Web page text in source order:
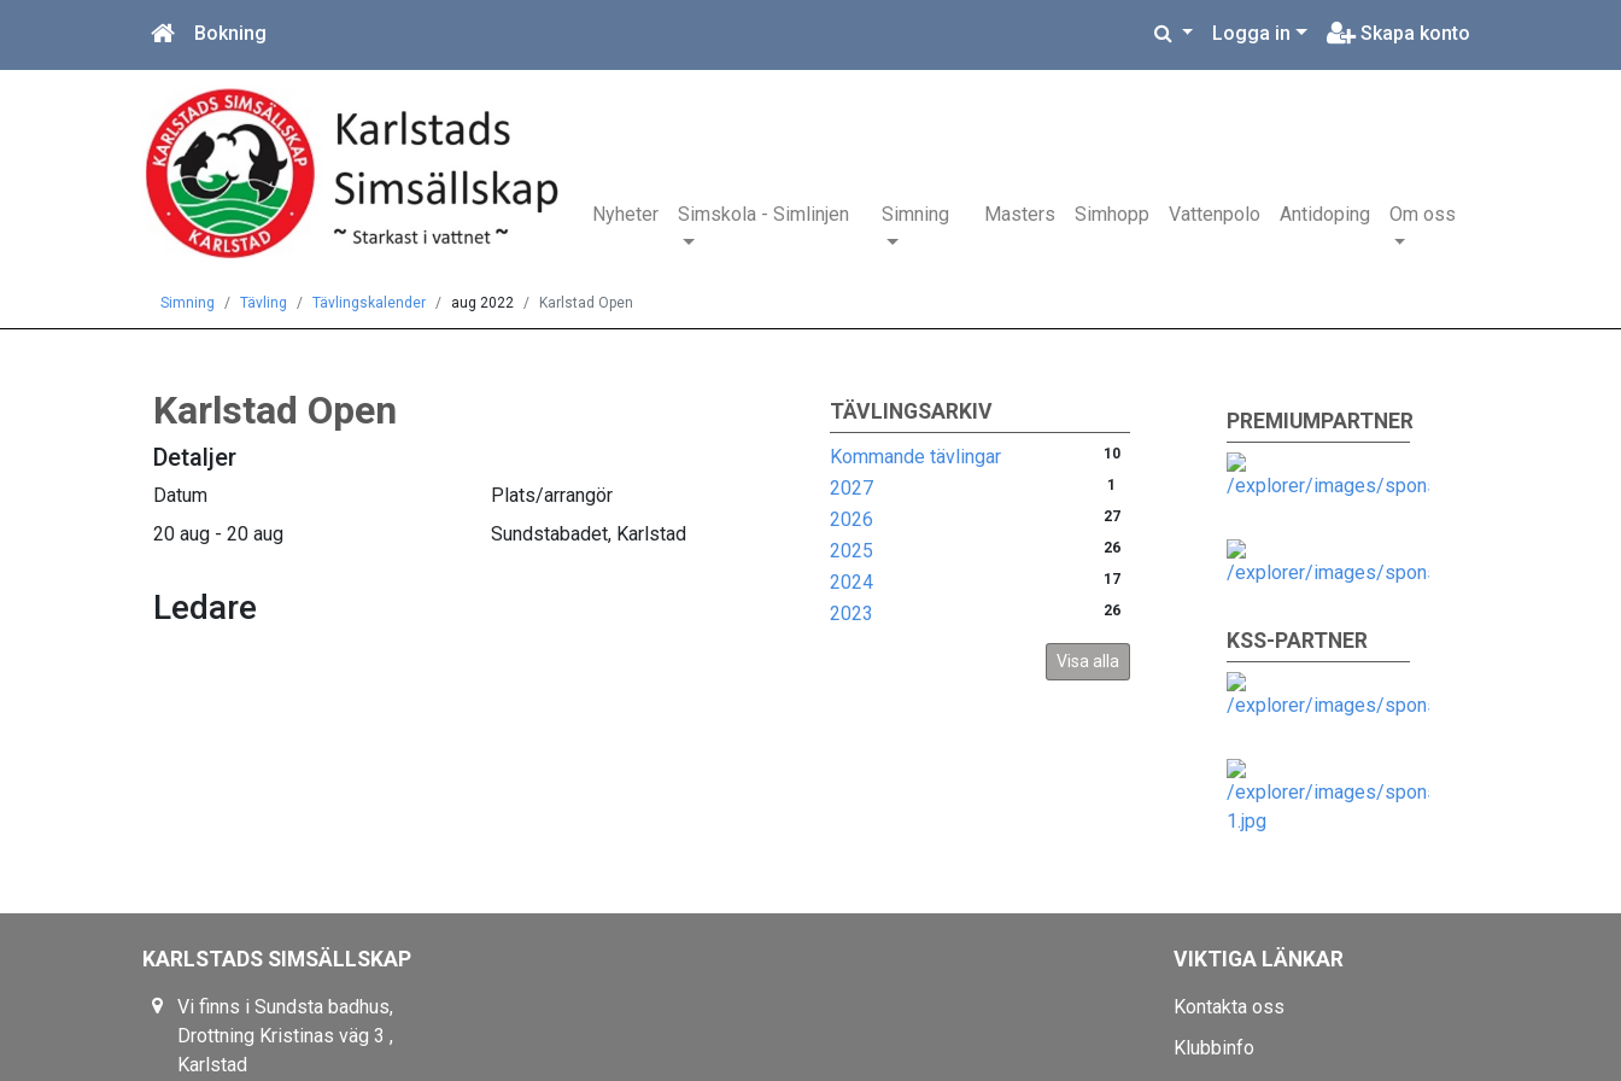
Bokning Logga in Skapa konto
Nyheter Simskola - Simlinjen Simning Masters Simhopp Vattenpolo Antidoping Om oss
Simning Tävling Tävlingskalender aug 2022 Karlstad Open
TÄVLINGSARKIV
Kommande tävlingar 10
2027 1
2026 27
2025 26
2024 17
2023 26
Visa alla
Karlstad Open
Detaljer
Datum
20 aug - 20 aug
Plats/arrangör
Sundstabadet, Karlstad
Ledare
PREMIUMPARTNER
KSS-PARTNER
KARLSTADS SIMSÄLLSKAP
Vi finns i Sundsta badhus,
Drottning Kristinas väg 3 ,
Karlstad
VIKTIGA LÄNKAR
Kontakta oss
Klubbinfo